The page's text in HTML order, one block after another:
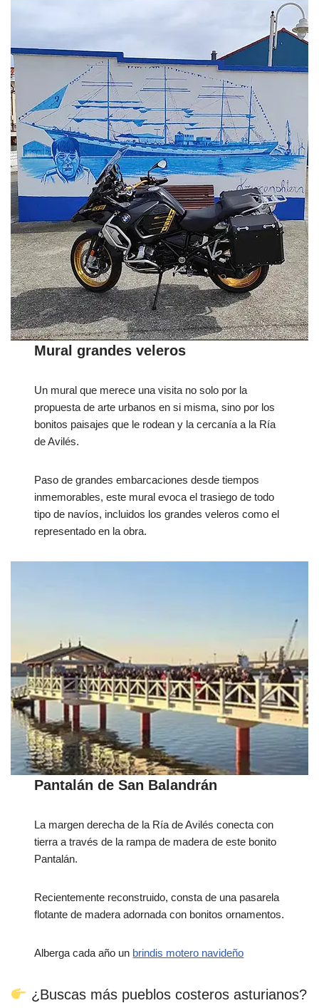
Mural grandes veleros
Un mural que merece una visita no solo por la
propuesta de arte urbanos en si misma, sino por los
bonitos paisajes que le rodean y la cercanía a la Ría
de Avilés.
Paso de grandes embarcaciones desde tiempos
inmemorables, este mural evoca el trasiego de todo
tipo de navíos, incluidos los grandes veleros como el
representado en la obra.
Pantalán de San Balandrán
La margen derecha de la Ría de Avilés conecta con
tierra a través de la rampa de madera de este bonito
Pantalán.
Recientemente reconstruido, consta de una pasarela
flotante de madera adornada con bonitos ornamentos.
Alberga cada año un brindis motero navideño
¿Buscas más pueblos costeros asturianos?